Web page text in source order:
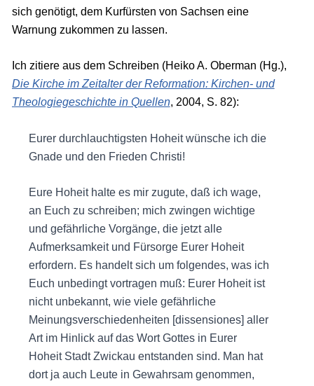
sich genötigt, dem Kurfürsten von Sachsen eine
Warnung zukommen zu lassen.
Ich zitiere aus dem Schreiben (Heiko A. Oberman (Hg.),
Die Kirche im Zeitalter der Reformation: Kirchen- und
Theologiegeschichte in Quellen, 2004, S. 82):
Eurer durchlauchtigsten Hoheit wünsche ich die
Gnade und den Frieden Christi!
Eure Hoheit halte es mir zugute, daß ich wage,
an Euch zu schreiben; mich zwingen wichtige
und gefährliche Vorgänge, die jetzt alle
Aufmerksamkeit und Fürsorge Eurer Hoheit
erfordern. Es handelt sich um folgendes, was ich
Euch unbedingt vortragen muß: Eurer Hoheit ist
nicht unbekannt, wie viele gefährliche
Meinungsverschiedenheiten [dissensiones] aller
Art im Hinlick auf das Wort Gottes in Eurer
Hoheit Stadt Zwickau entstanden sind. Man hat
dort ja auch Leute in Gewahrsam genommen,